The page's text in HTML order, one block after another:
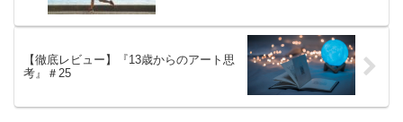
【徹底レビュー】『13歳からのアート思
考』＃25